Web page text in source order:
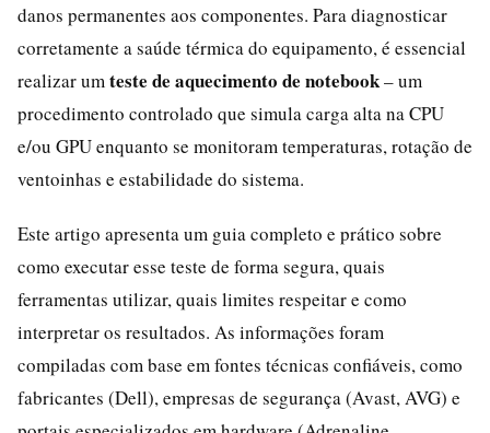
danos permanentes aos componentes. Para diagnosticar
corretamente a saúde térmica do equipamento, é essencial
realizar um teste de aquecimento de notebook– um
procedimento controlado que simula carga alta na CPU
e/ou GPU enquanto se monitoram temperaturas, rotação de
ventoinhas e estabilidade do sistema.
Este artigo apresenta um guia completo e prático sobre
como executar esse teste de forma segura, quais
ferramentas utilizar, quais limites respeitar e como
interpretar os resultados. As informações foram
compiladas com base em fontes técnicas confiáveis, como
fabricantes (Dell), empresas de segurança (Avast, AVG) e